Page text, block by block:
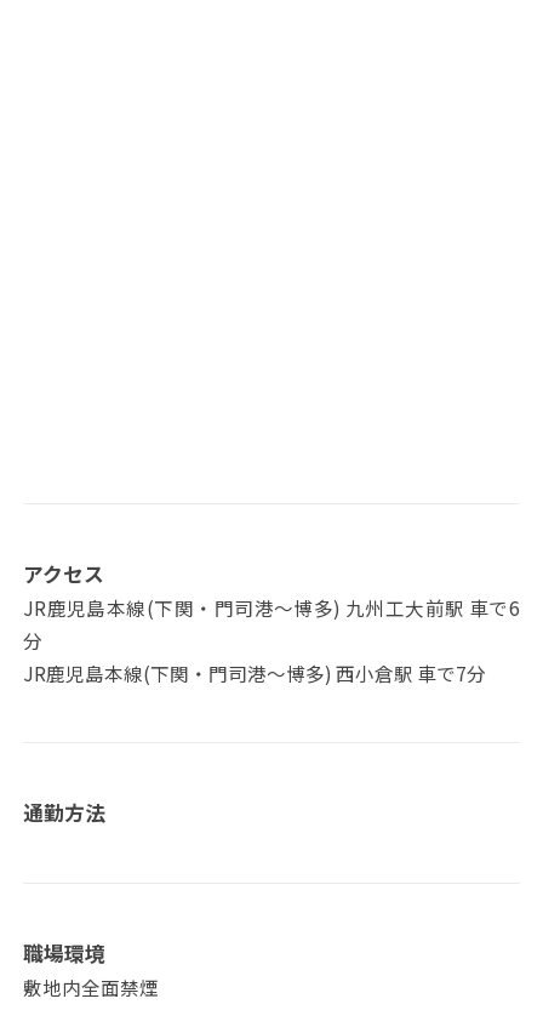
アクセス
JR鹿児島本線(下関・門司港～博多) 九州工大前駅 車で6
分
JR鹿児島本線(下関・門司港～博多) 西小倉駅 車で7分
通勤方法
職場環境
敷地内全面禁煙